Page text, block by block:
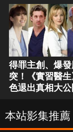
得罪主創、爆
突！《實習醫
色退出真相大公
本站影集推薦